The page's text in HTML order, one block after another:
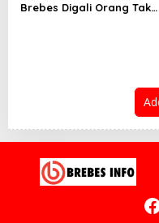
Brebes Digali Orang Tak